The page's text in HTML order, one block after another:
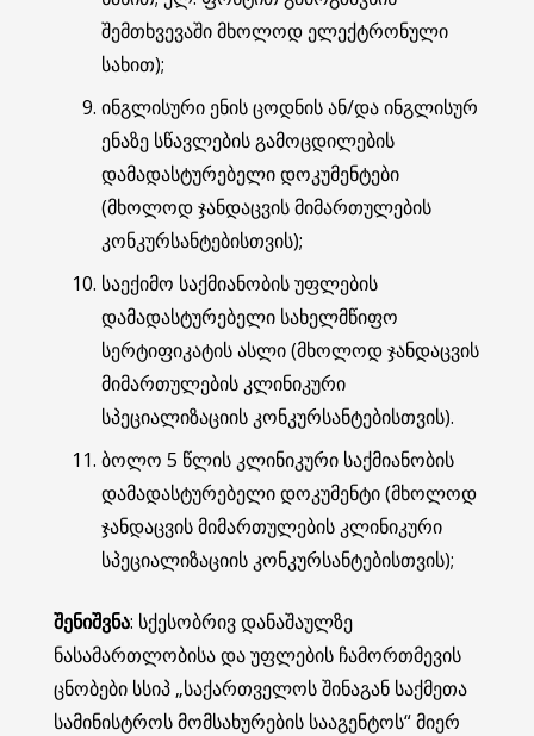
შემთხვევაში მხოლოდ ელექტრონული
სახით);
ინგლისური ენის ცოდნის ან/და ინგლისურ
ენაზე სწავლების გამოცდილების
დამადასტურებელი დოკუმენტები
(მხოლოდ ჯანდაცვის მიმართულების
კონკურსანტებისთვის);
საექიმო საქმიანობის უფლების
დამადასტურებელი სახელმწიფო
სერტიფიკატის ასლი (მხოლოდ ჯანდაცვის
მიმართულების კლინიკური
სპეციალიზაციის კონკურსანტებისთვის).
ბოლო 5 წლის კლინიკური საქმიანობის
დამადასტურებელი დოკუმენტი (მხოლოდ
ჯანდაცვის მიმართულების კლინიკური
სპეციალიზაციის კონკურსანტებისთვის);
შენიშვნა: სქესობრივ დანაშაულზე
ნასამართლობისა და უფლების ჩამორთმევის
ცნობები სსიპ „საქართველოს შინაგან საქმეთა
სამინისტროს მომსახურების სააგენტოს“ მიერ